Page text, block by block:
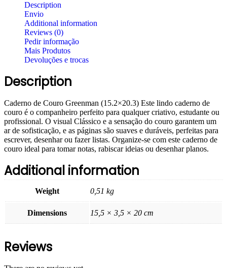
Description
Envio
Additional information
Reviews (0)
Pedir informação
Mais Produtos
Devoluções e trocas
Description
Caderno de Couro Greenman (15.2×20.3) Este lindo caderno de
couro é o companheiro perfeito para qualquer criativo, estudante ou
profissional. O visual Clássico e a sensação do couro garantem um
ar de sofisticação, e as páginas são suaves e duráveis, perfeitas para
escrever, desenhar ou fazer listas. Organize-se com este caderno de
couro ideal para tomar notas, rabiscar ideias ou desenhar planos.
Additional information
Weight 0,51 kg
Dimensions 15,5 × 3,5 × 20 cm
Reviews